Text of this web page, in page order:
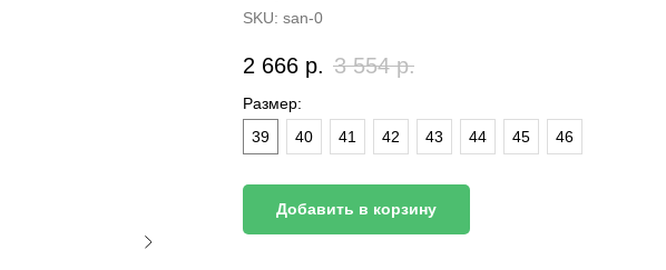
SKU: san-0
2 666 р. 3 554 р.
Размер:
39
40 41 42 43 44 45 46
Добавить в корзину